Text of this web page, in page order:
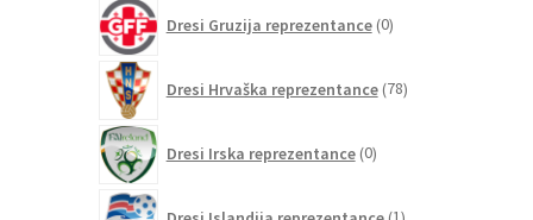
Dresi Gruzija reprezentance 0izdelkov
Dresi Hrvaška reprezentance 78izdelkov
Dresi Irska reprezentance 0izdelkov